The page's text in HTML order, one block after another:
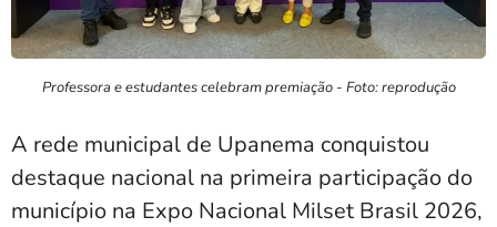
Professora e estudantes celebram premiação - Foto: reprodução
A rede municipal de Upanema conquistou
destaque nacional na primeira participação do
município na Expo Nacional Milset Brasil 2026,